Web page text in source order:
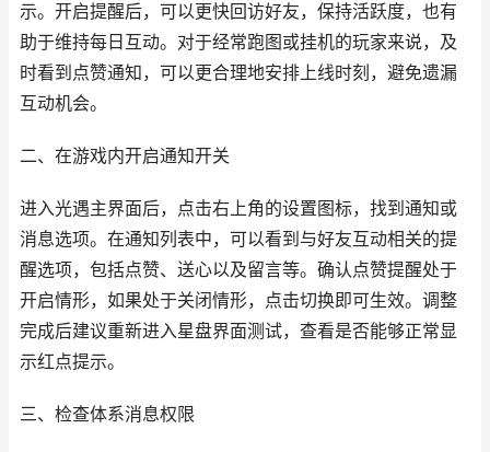
示。开启提醒后，可以更快回访好友，保持活跃度，也有
助于维持每日互动。对于经常跑图或挂机的玩家来说，及
时看到点赞通知，可以更合理地安排上线时刻，避免遗漏
互动机会。
二、在游戏内开启通知开关
进入光遇主界面后，点击右上角的设置图标，找到通知或
消息选项。在通知列表中，可以看到与好友互动相关的提
醒选项，包括点赞、送心以及留言等。确认点赞提醒处于
开启情形，如果处于关闭情形，点击切换即可生效。调整
完成后建议重新进入星盘界面测试，查看是否能够正常显
示红点提示。
三、检查体系消息权限